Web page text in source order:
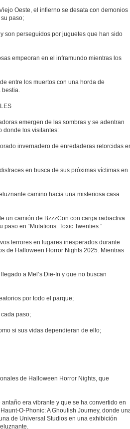
Oeste, el infierno se desata con demonios
paso;
son perseguidos por juguetes que han sido
empeoran en el inframundo mientras los
entre los muertos con una horda de
bestia.
emergen de las sombras y se adentran
donde los visitantes:
invernadero de enredaderas retorcidas
en busca de sus próximas víctimas en
camino hacia una misteriosa casa
un camión de BzzzCon con carga radiactiva
en “Mutations: Toxic Twenties.”
terrores en lugares inesperados durante
de Halloween Horror Nights 2025. Mientras
a Mel’s Die-In y que no buscan
por todo el parque;
paso;
si sus vidas dependieran de ello;
de Halloween Horror Nights, que
era vibrante y que se ha convertido en
O-Phonic: A Ghoulish Journey, donde
de Universal Studios en una exhibición